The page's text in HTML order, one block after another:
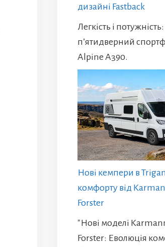
дизайні Fastback
Легкість і
п’ятидверний
Alpine A390.
Нові кемпери в
комфорту від
Forster
"Нові моделі
Forster: Еволюція